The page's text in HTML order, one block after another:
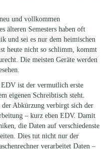
und vollkommen
älteren Semesters haben oft
und sei es nur dem heimischen
heute nicht so schlimm, kommt
Die meisten Geräte werden
ist der vermutlich erste
eigenen Schreibtisch steht.
Abkürzung verbirgt sich der
– kurz eben EDV. Damit
die Daten auf verschiedenste
Dies tut nicht nur der
verarbeitet Daten –